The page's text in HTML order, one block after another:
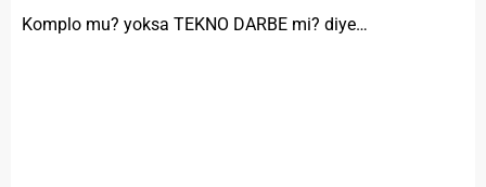
Komplo mu? yoksa TEKNO DARBE mi? diye…